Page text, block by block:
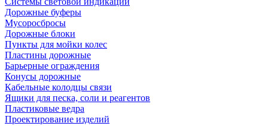
Дорожные буферы
Мусоросбросы
Дорожные блоки
Пункты для мойки колес
Пластины дорожные
Барьерные ограждения
Конусы дорожные
Кабельные колодцы связи
Ящики для песка, соли и реагентов
Пластиковые ведра
Проектирование изделий